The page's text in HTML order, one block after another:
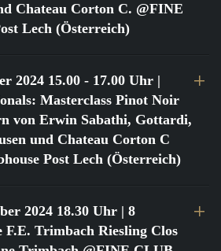
Chateau Corton C. @FINE
Lech (Österreich)
2024 15.00 - 17.00 Uhr |
Masterclass Pinot Noir
von Erwin Sabathi, Gottardi,
und Chateau Corton C
Post Lech (Österreich)
2024 18.30 Uhr | 8
F.E. Trimbach Riesling Clos